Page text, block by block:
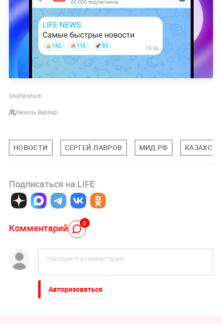
Shutterstock
Николь Вербер
НОВОСТИ СЕРГЕЙ ЛАВРОВ МИД РФ
Подписаться на LIFE
Комментарий 0
Авторизоваться